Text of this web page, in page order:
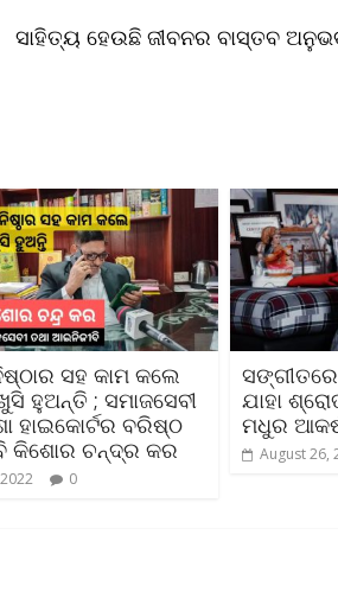
ସାହିତ୍ୟ ହେଉଛି ଜୀବନର ବାସ୍ତବ
ସହ କାମ କଲେ
ହୁଅନ୍ତି ; ସମାଜସେବୀ
ହାଇକୋର୍ଟର ବରିଷ୍ଠ
କିଶୋର ଚନ୍ଦ୍ର କର
0
ଯାହା
ମଧୁର
August 26,